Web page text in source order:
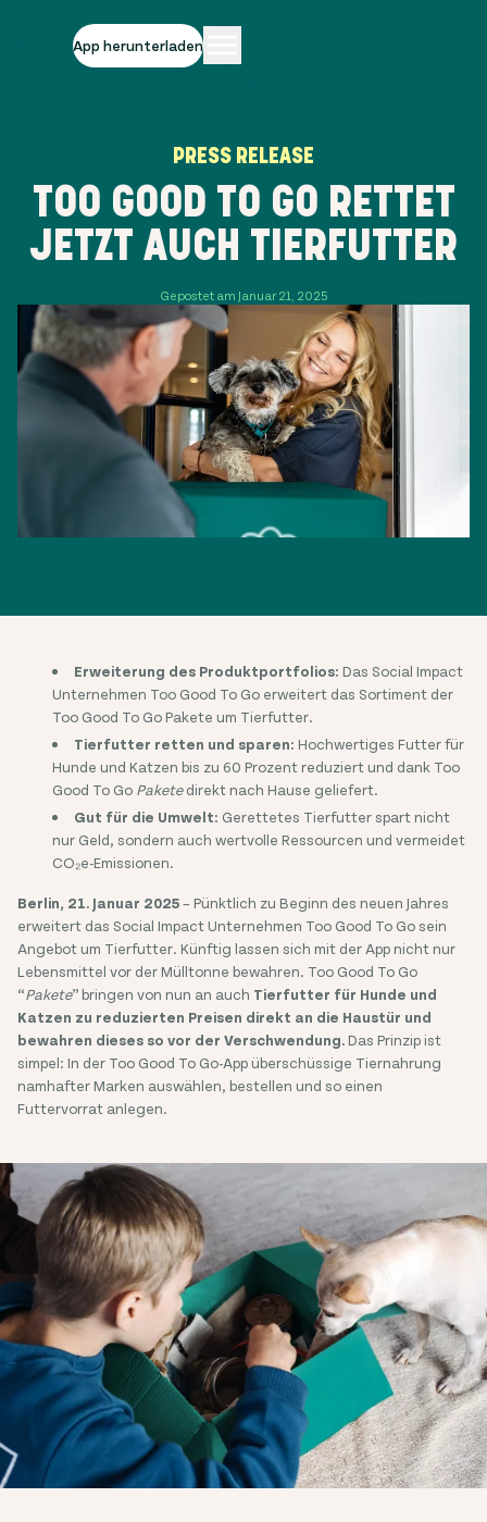
App herunterladen
PRESS RELEASE
TOO GOOD TO GO RETTET
JETZT AUCH TIERFUTTER
Gepostet am Januar 21, 2025
Erweiterung des Produktportfolios: Das Social Impact
Unternehmen Too Good To Go erweitert das Sortiment der
Too Good To Go Pakete um Tierfutter.
Tierfutter retten und sparen: Hochwertiges Futter für
Hunde und Katzen bis zu 60 Prozent reduziert und dank Too
Good To Go Paketedirekt nach Hause geliefert.
Gut für die Umwelt: Gerettetes Tierfutter spart nicht
nur Geld, sondern auch wertvolle Ressourcen und vermeidet
CO₂e-Emissionen.
Berlin, 21. Januar 2025– Pünktlich zu Beginn des neuen Jahres
erweitert das Social Impact Unternehmen Too Good To Go sein
Angebot um Tierfutter. Künftig lassen sich mit der App nicht nur
Lebensmittel vor der Mülltonne bewahren. Too Good To Go
“Pakete” bringen von nun an auch Tierfutter für Hunde und
Katzen zu reduzierten Preisen direkt an die Haustür und
bewahren dieses so vor der Verschwendung.Das Prinzip ist
simpel: In der Too Good To Go-App überschüssige Tiernahrung
namhafter Marken auswählen, bestellen und so einen
Futtervorrat anlegen.